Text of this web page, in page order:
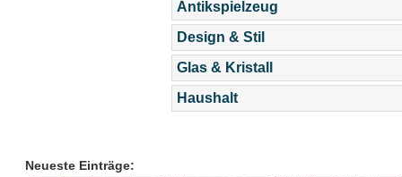
Antikspielzeug
Design & Stil
Glas & Kristall
Haushalt
Neueste Einträge: